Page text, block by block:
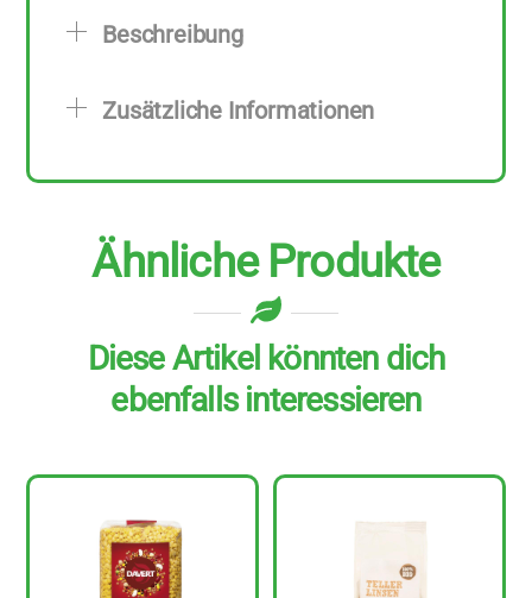
Menge
Beschreibung
Zusätzliche Informationen
Ähnliche Produkte
Diese Artikel könnten dich
ebenfalls interessieren